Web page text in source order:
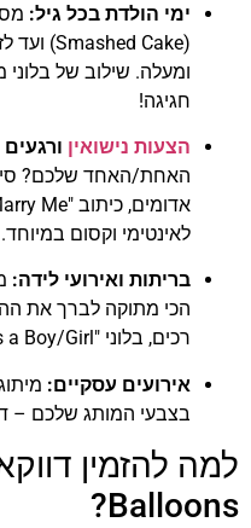
ימי הולדת בכל גיל:
ומעלה. שילוב של
חגיגה!
הצעות נישואין
האחת/האחד שלכם?
לאינטימי וקסום במיוחד.
בריתות ואירועי לידה:
הכי מתוקה לברך את
רכים, בלוני "It's a Boy/Girl" ומארזים מפנקים.
אירועים עסקיים:
בצבעי המותג שלכם –
Balloons?